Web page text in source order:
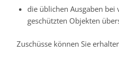
die üblichen Ausgaben
geschützten Objekten
Zuschüsse können Sie